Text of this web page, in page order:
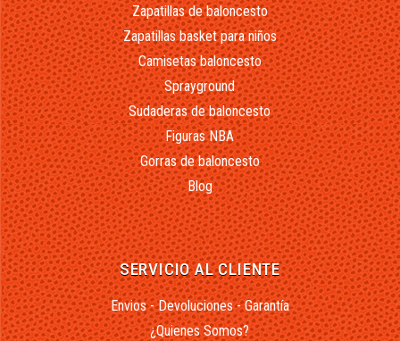
Zapatillas de baloncesto
Zapatillas basket para niños
Camisetas baloncesto
Sprayground
Sudaderas de baloncesto
Figuras NBA
Gorras de baloncesto
Blog
SERVICIO AL CLIENTE
Envios - Devoluciones - Garantía
¿Quienes Somos?